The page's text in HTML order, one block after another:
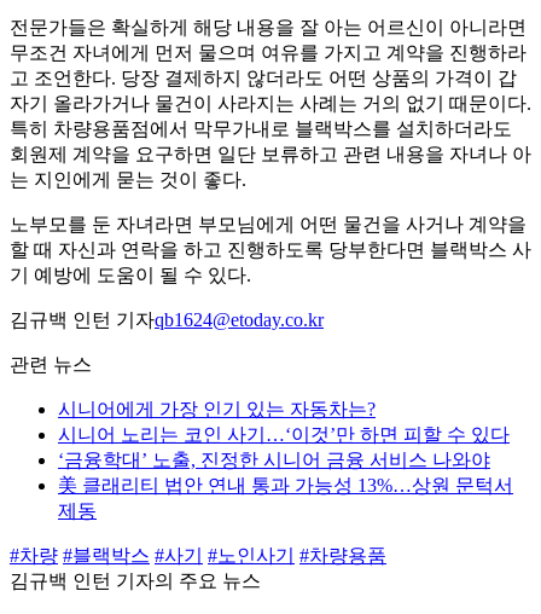
전문가들은 확실하게 해당 내용을 잘 아는 어르신이 아니라면
무조건 자녀에게 먼저 물으며 여유를 가지고 계약을 진행하라
고 조언한다. 당장 결제하지 않더라도 어떤 상품의 가격이 갑
자기 올라가거나 물건이 사라지는 사례는 거의 없기 때문이다.
특히 차량용품점에서 막무가내로 블랙박스를 설치하더라도
회원제 계약을 요구하면 일단 보류하고 관련 내용을 자녀나 아
는 지인에게 묻는 것이 좋다.
노부모를 둔 자녀라면 부모님에게 어떤 물건을 사거나 계약을
할 때 자신과 연락을 하고 진행하도록 당부한다면 블랙박스 사
기 예방에 도움이 될 수 있다.
김규백 인턴 기자qb1624@etoday.co.kr
관련 뉴스
시니어에게 가장 인기 있는 자동차는?
시니어 노리는 코인 사기…‘이것’만 하면 피할 수 있다
‘금융학대’ 노출, 진정한 시니어 금융 서비스 나와야
美 클래리티 법안 연내 통과 가능성 13%…상원 문턱서
제동
#차량 #블랙박스 #사기 #노인사기
#차량용품
김규백 인턴 기자의 주요 뉴스